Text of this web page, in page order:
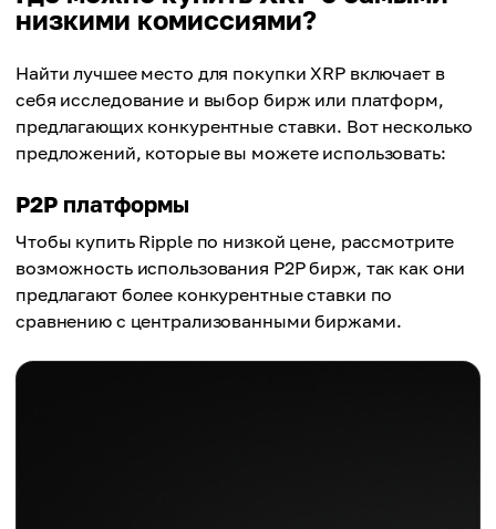
низкими комиссиями?
Найти лучшее место для покупки XRP включает в
себя исследование и выбор бирж или платформ,
предлагающих конкурентные ставки. Вот несколько
предложений, которые вы можете использовать:
P2P платформы
Чтобы купить Ripple по низкой цене, рассмотрите
возможность использования P2P бирж, так как они
предлагают более конкурентные ставки по
сравнению с централизованными биржами.